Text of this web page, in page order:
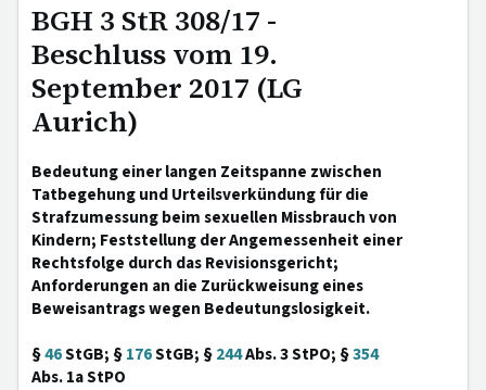
BGH 3 StR 308/17 -
Beschluss vom 19.
September 2017 (LG
Aurich)
Bedeutung einer langen Zeitspanne zwischen
Tatbegehung und Urteilsverkündung für die
Strafzumessung beim sexuellen Missbrauch von
Kindern; Feststellung der Angemessenheit einer
Rechtsfolge durch das Revisionsgericht;
Anforderungen an die Zurückweisung eines
Beweisantrags wegen Bedeutungslosigkeit.
§46StGB; §176StGB; §244Abs. 3 StPO; §354
Abs. 1a StPO